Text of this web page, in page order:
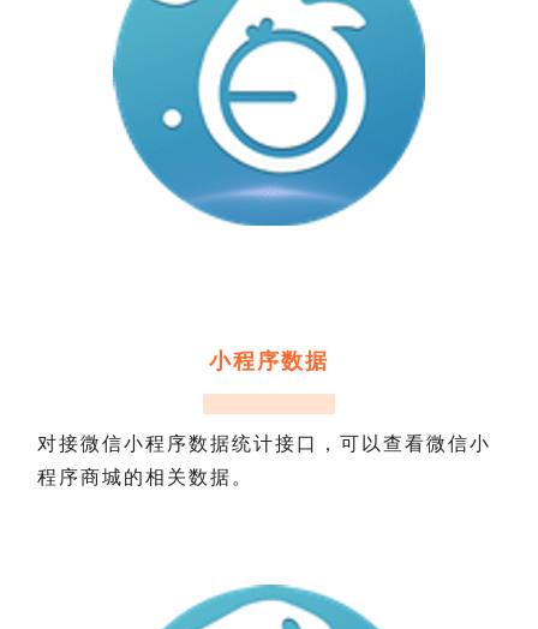
小程序数据
对接微信小程序数据统计接口，可以查看微信小
程序商城的相关数据。